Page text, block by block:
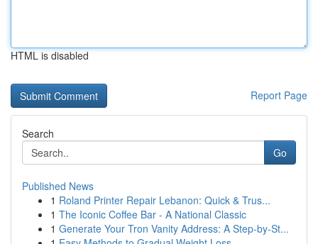
HTML is disabled
Report Page
Search
Go
Published News
1 Roland Printer Repair Lebanon: Quick & Trus...
1 The Iconic Coffee Bar - A National Classic
1 Generate Your Tron Vanity Address: A Step-by-St...